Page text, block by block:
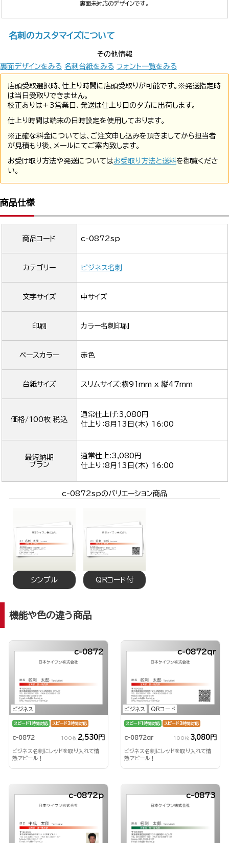
裏面未対応のデザインです。
名刺のカスタマイズについて
その他情報
裏面デザインをみる 名刺台紙をみる フォント一覧をみる
店頭受取選択時、仕上り時間に店頭受取りが可能です。※発送指定時
は当日受取りできません。
校正ありは+3営業日、発送は仕上り日の夕方に出荷します。
仕上り時間は端末の日時設定を使用しております。
※正確な料金については、ご注文申し込みを頂きましてから担当者
が見積もり後、メールにてご案内致します。
お受け取り方法や発送についてはお受取り方法と送料を御覧くださ
い。
商品仕様
商品コード c-0872sp
カテゴリー ビジネス名刺
文字サイズ 中サイズ
印刷 カラー名刺印刷
ベースカラー 赤色
台紙サイズ スリムサイズ:横91mm x 縦47mm
価格/100枚 税込
通常仕上げ:3,080円
仕上り：8月13日(木) 16:00
最短納期
プラン
通常仕上:3,080円
仕上り：8月13日(木) 16:00
c-0872spのバリエーション商品
シンプル QRコード付
機能や色の違う商品
ビジネス
c-0872
スピード1時間対応 スピード3時間対応
c-0872 100枚 2,530円
ビジネス名刺にレッドを取り入れて情
熱アピール！
ビジネス QRコード
c-0872qr
スピード1時間対応 スピード3時間対応
c-0872qr 100枚 3,080円
ビジネス名刺にレッドを取り入れて情
熱アピール！
c-0872p c-0873